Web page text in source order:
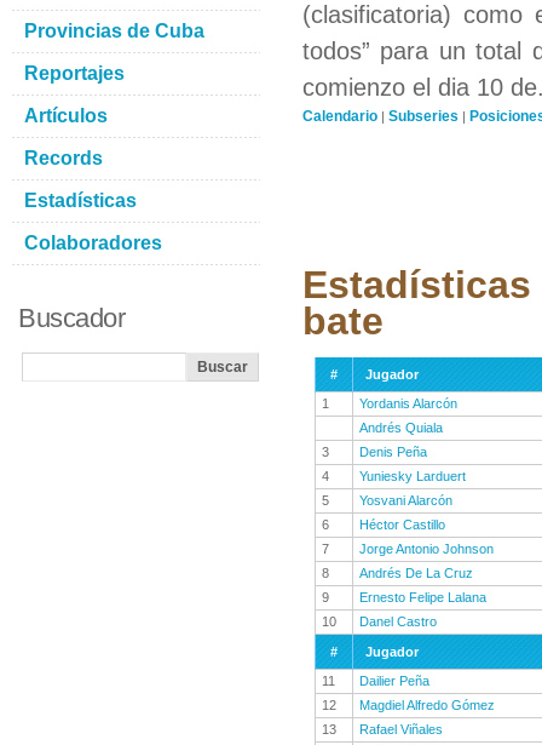
(clasificatoria) como
todos” para un total
comienzo el dia 10
Calendario | Subseries |
Estadísticas
bate
#
Jugador
1
Yordanis Alarcón
Andrés Quiala
3
Denis Peña
4
Yuniesky Larduert
5
Yosvani Alarcón
6
Héctor Castillo
7
Jorge Antonio Johnson
8
Andrés De La Cruz
9
Ernesto Felipe Lalana
10
Danel Castro
#
Jugador
11
Dailier Peña
12
Magdiel Alfredo Gómez
13
Rafael Viñales
Provincias de Cuba
Reportajes
Artículos
Records
Estadísticas
Colaboradores
Buscador